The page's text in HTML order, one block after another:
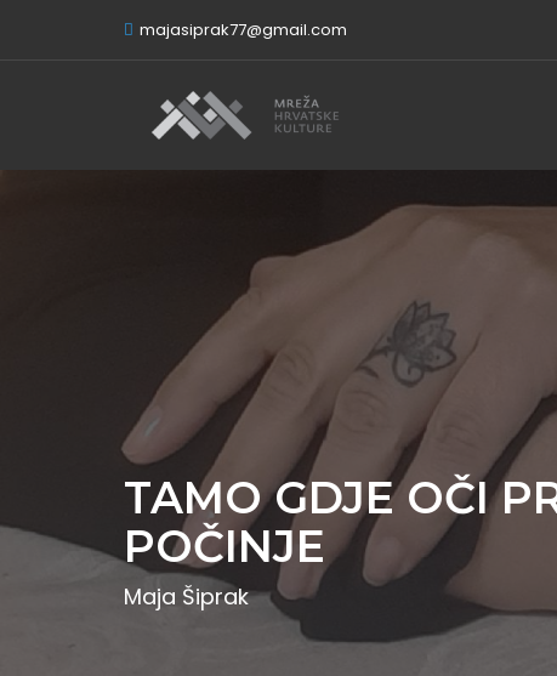
majasiprak77@gmail.com
TAMO GDJE OČI
POČINJE
Maja Šiprak